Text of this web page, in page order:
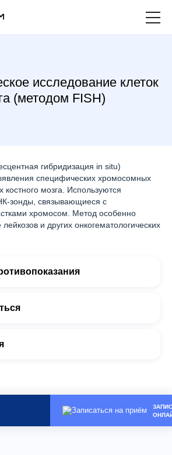
исследование клеток
(методом FISH)
гибридизация in situ)
специфических хромосомных
костного мозга. Используются
зонды, связывающиеся с
хромосом. Метод особенно
и других онкогематологических